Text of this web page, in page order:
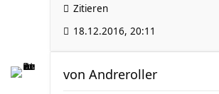
Zitieren
18.12.2016, 20:11
von Andreroller